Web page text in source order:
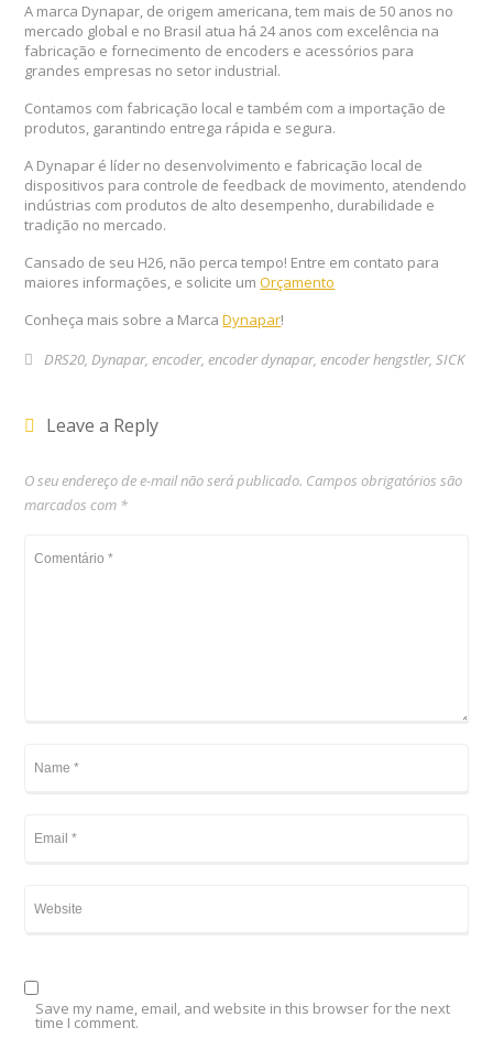
A marca Dynapar, de origem americana, tem mais de 50 anos no
mercado global e no Brasil atua há 24 anos com excelência na
fabricação e fornecimento de encoders e acessórios para
grandes empresas no setor industrial.
Contamos com fabricação local e também com a importação de
produtos, garantindo entrega rápida e segura.
A Dynapar é líder no desenvolvimento e fabricação local de
dispositivos para controle de feedback de movimento, atendendo
indústrias com produtos de alto desempenho, durabilidade e
tradição no mercado.
Cansado de seu H26, não perca tempo! Entre em contato para
maiores informações, e solicite umOrçamento
Conheça mais sobre a MarcaDynapar!
DRS20,Dynapar,encoder,encoder dynapar,encoder hengstler,SICK
Leave a Reply
O seu endereço de e-mail não será publicado. Campos obrigatórios são
marcados com *
Save my name, email, and website in this browser for the next
time I comment.